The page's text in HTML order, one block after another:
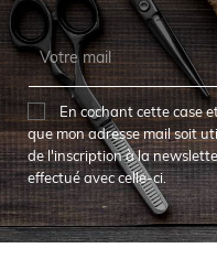
En cochant cette case
que mon adresse mail soit
de l'inscription à la
effectué avec celle-ci.